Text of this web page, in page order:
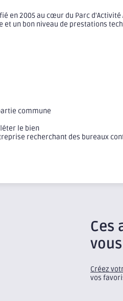
en 2005 au cœur du Parc
un bon niveau de prestations
commune
le bien
recherchant des bureaux
Ces
Créez
vos